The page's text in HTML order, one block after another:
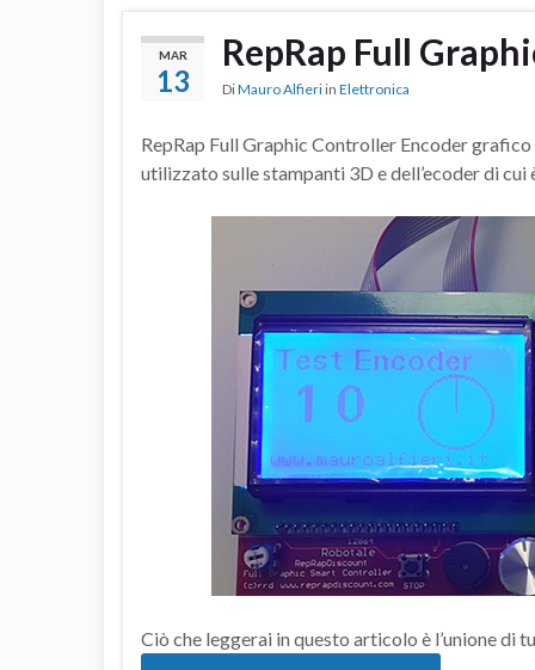
MAR
13
RepRap Full
DiMauro Alfieri in Elettronica
RepRap Full Graphic Controller Encoder
utilizzato sulle stampanti 3D e dell’ecoder di cui
Ciò che leggerai in questo articolo è l’unione